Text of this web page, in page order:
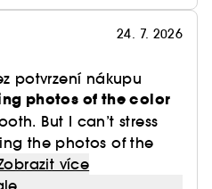
24. 7. 2026
potvrzení nákupu
photos of the color
But I can’t stress
the photos of the
více